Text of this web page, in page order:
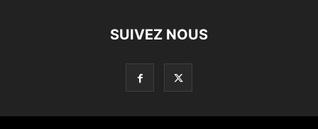
SUIVEZ NOUS